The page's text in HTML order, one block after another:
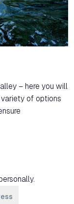
– here you will
of options